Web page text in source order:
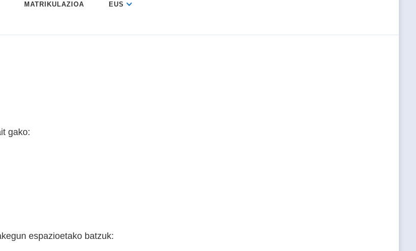
MATRIKULAZIOA EUS
gako:
espazioetako batzuk: